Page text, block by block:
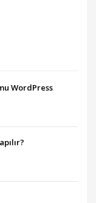
WordPress